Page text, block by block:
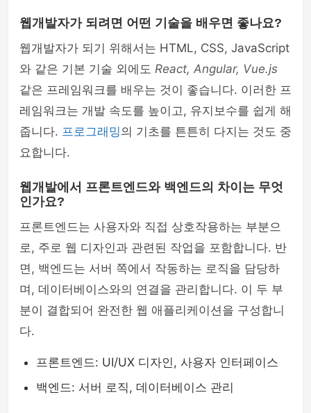
웹개발자가 되려면 어떤 기술을 배우면 좋나요?
웹개발자가 되기 위해서는 HTML, CSS, JavaScript
와 같은 기본 기술 외에도 React, Angular, Vue.js
같은 프레임워크를 배우는 것이 좋습니다. 이러한 프
레임워크는 개발 속도를 높이고, 유지보수를 쉽게 해
줍니다. 프로그래밍의 기초를 튼튼히 다지는 것도 중
요합니다.
웹개발에서 프론트엔드와 백엔드의 차이는 무엇
인가요?
프론트엔드는 사용자와 직접 상호작용하는 부분으
로, 주로 웹 디자인과 관련된 작업을 포함합니다. 반
면, 백엔드는 서버 쪽에서 작동하는 로직을 담당하
며, 데이터베이스와의 연결을 관리합니다. 이 두 부
분이 결합되어 완전한 웹 애플리케이션을 구성합니
다.
프론트엔드: UI/UX 디자인, 사용자 인터페이스
백엔드: 서버 로직, 데이터베이스 관리